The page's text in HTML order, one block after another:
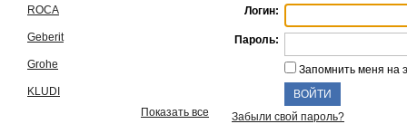
ROCA
Geberit
Grohe
KLUDI
Показать все
Логин:
Пароль:
Запомнить меня на
Забыли свой пароль?